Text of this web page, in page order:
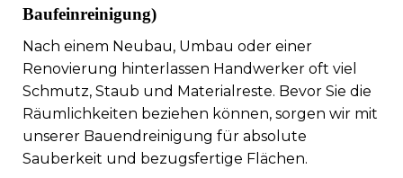
Baufeinreinigung)
Nach einem Neubau, Umbau oder einer
Renovierung hinterlassen Handwerker oft viel
Schmutz, Staub und Materialreste. Bevor Sie die
Räumlichkeiten beziehen können, sorgen wir mit
unserer Bauendreinigung für absolute
Sauberkeit und bezugsfertige Flächen.